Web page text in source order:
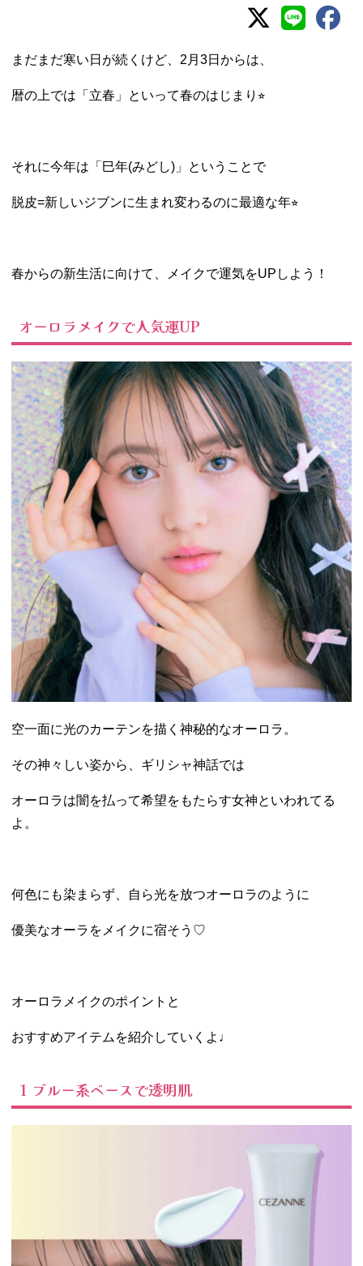
まだまだ寒い日が続くけど、2月3日からは、
暦の上では「立春」といって春のはじまり⭐︎
それに今年は「巳年(みどし)」ということで
脱皮=新しいジブンに生まれ変わるのに最適な年⭐︎
春からの新生活に向けて、メイクで運気をUPしよう！
オーロラメイクで人気運UP
空一面に光のカーテンを描く神秘的なオーロラ。
その神々しい姿から、ギリシャ神話では
オーロラは闇を払って希望をもたらす女神といわれてる
よ。
何色にも染まらず、自ら光を放つオーロラのように
優美なオーラをメイクに宿そう♡
オーロラメイクのポイントと
おすすめアイテムを紹介していくよ♩
1 ブルー系ベースで透明肌